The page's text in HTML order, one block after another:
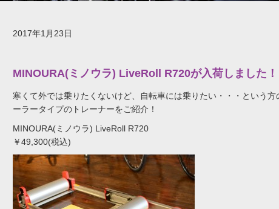
2017年1月23日
MINOURA(ミノウラ) LiveRoll R720が入荷しました！
寒くて外では乗りたくないけど、自転車には乗りたい・・・という
ーラータイプのトレーナーをご紹介！
MINOURA(ミノウラ) LiveRoll R720
￥49,300(税込)